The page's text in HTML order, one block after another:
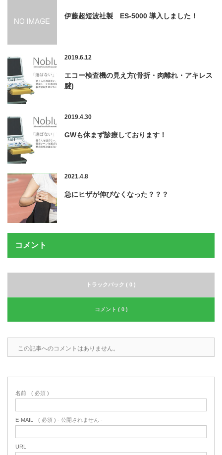
伊藤超短波社製 ES-5000 導入しました！
2019.6.12
エコー検査機の見え方(骨折・肉離れ・アキレス
腱)
2019.4.30
GWも休まず診療しております！
2021.4.8
急にヒザが伸びなくなった？？？
コメント
トラックバック ( 0 )
コメント ( 0 )
この記事へのコメントはありません。
名前 ( 必須 )
E-MAIL ( 必須 ) - 公開されません -
URL